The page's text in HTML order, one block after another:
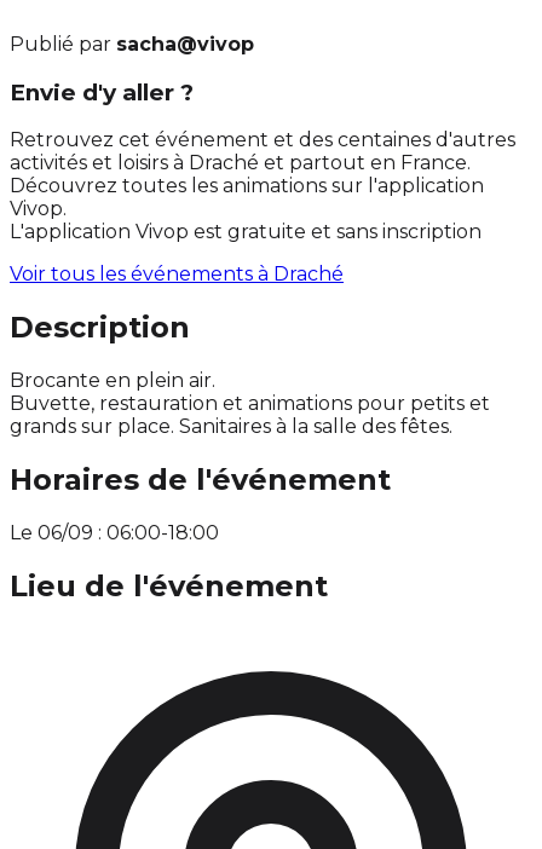
Publié par sacha@vivop
Envie d'y aller ?
Retrouvez cet événement et des centaines d'autres
activités et loisirs à Draché et partout en France.
Découvrez toutes les animations sur l'application
Vivop.
L'application Vivop est gratuite et sans inscription
Voir tous les événements à Draché
Description
Brocante en plein air.
Buvette, restauration et animations pour petits et
grands sur place. Sanitaires à la salle des fêtes.
Horaires de l'événement
Le 06/09 : 06:00-18:00
Lieu de l'événement